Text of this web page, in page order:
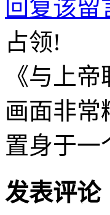
回复该留
占领!
《与上
画面非常
置身于一
发表评论